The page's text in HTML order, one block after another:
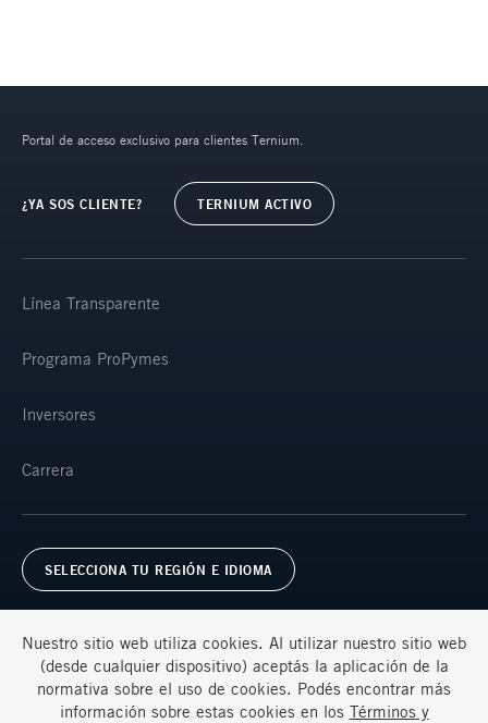
Portal de acceso exclusivo para clientes Ternium.
¿YA SOS CLIENTE? TERNIUM ACTIVO
Línea Transparente
Programa ProPymes
Inversores
Carrera
SELECCIONA TU REGIÓN E IDIOMA
Nuestro sitio web utiliza cookies. Al utilizar nuestro sitio web
(desde cualquier dispositivo) aceptás la aplicación de la
normativa sobre el uso de cookies. Podés encontrar más
información sobre estas cookies en los Términos y